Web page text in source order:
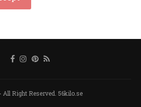
All Right Reserved. 56kilo.se